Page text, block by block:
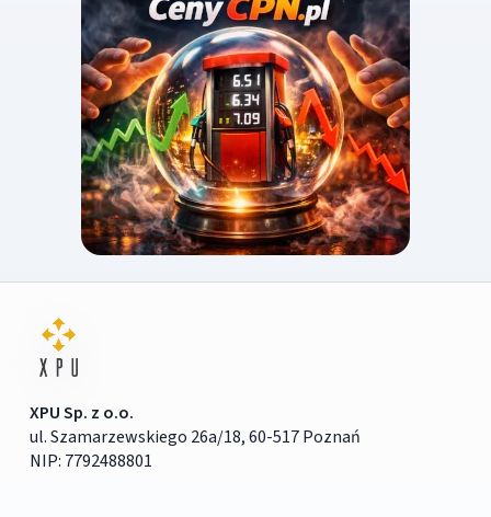
XPU Sp. z o.o.
ul. Szamarzewskiego 26a/18, 60-517 Poznań
NIP: 7792488801